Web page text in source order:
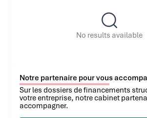
No results available
Notre partenaire pour vous
Sur les dossiers de financements
votre entreprise, notre cabinet
accompagner.